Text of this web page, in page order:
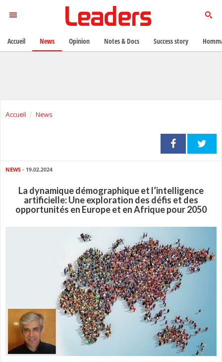
Accueil News
NEWS - 19.02.2024
La dynamique démographique et l’intelligence
artificielle: Une exploration des défis et des
opportunités en Europe et en Afrique pour 2050
Accueil News Opinion Notes & Docs Success story